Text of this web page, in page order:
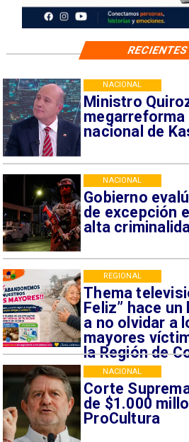
Ministro
nacional de
NACIONAL
Gobierno
de excepción
alta
NACIONAL
Thema
Feliz” hace
a no olvidar a
mayores
la Región de
REGIONAL
Corte
de $1.000
ProCultura
NACIONAL
RECIENTES